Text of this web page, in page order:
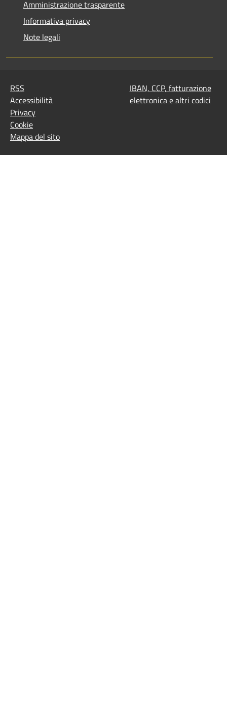
Amministrazione trasparente
Informativa privacy
Note legali
RSS
Accessibilità
Privacy
Cookie
Mappa del sito
IBAN, CCP, fatturazione
elettronica e altri codici